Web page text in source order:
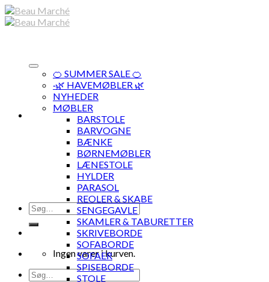
Skip
to
Søg
efter:
Ingen varer i kurven.
Søg
🍊 SUMMER SALE 🍊
·🌿 HAVEMØBLER 🌿
NYHEDER
MØBLER
BARSTOLE
BARVOGNE
BÆNKE
BØRNEMØBLER
LÆNESTOLE
HYLDER
PARASOL
REOLER & SKABE
SENGEGAVLE
SKAMLER & TABURETTER
SKRIVEBORDE
SOFABORDE
SOFAER
SPISEBORDE
STOLE